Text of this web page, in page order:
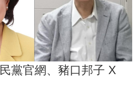
黨官網、豬口邦子 X